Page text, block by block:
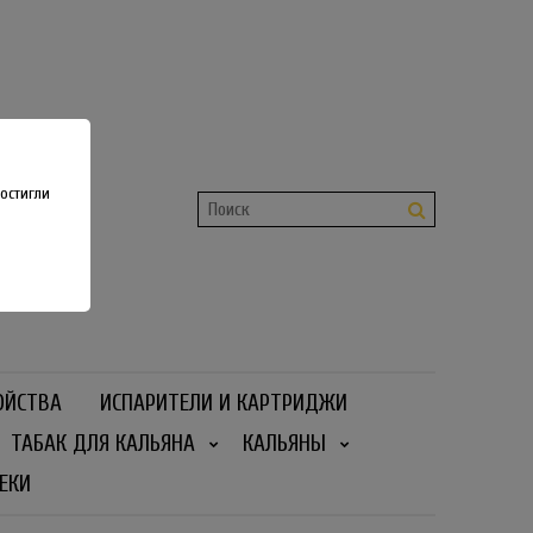
36
ИСПАРИТЕЛИ И КАРТРИДЖИ
ТАБАК ДЛЯ КАЛЬЯНА
КАЛЬЯНЫ